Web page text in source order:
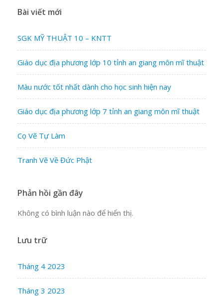
Bài viết mới
SGK MỸ THUẬT 10 – KNTT
Giáo dục địa phương lớp 10 tỉnh an giang môn mĩ thuật
Màu nước tốt nhất dành cho học sinh hiện nay
Giáo dục địa phương lớp 7 tỉnh an giang môn mĩ thuật
Cọ Vẽ Tự Làm
Tranh Vẽ Về Đức Phật
Phản hồi gần đây
Không có bình luận nào để hiển thị.
Lưu trữ
Tháng 4 2023
Tháng 3 2023